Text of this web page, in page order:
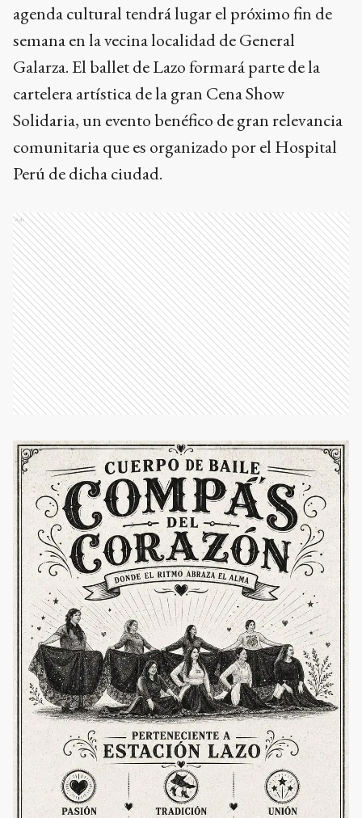
agenda cultural tendrá lugar el próximo fin de
semana en la vecina localidad de General
Galarza. El ballet de Lazo formará parte de la
cartelera artística de la gran Cena Show
Solidaria, un evento benéfico de gran relevancia
comunitaria que es organizado por el Hospital
Perú de dicha ciudad.
Ads